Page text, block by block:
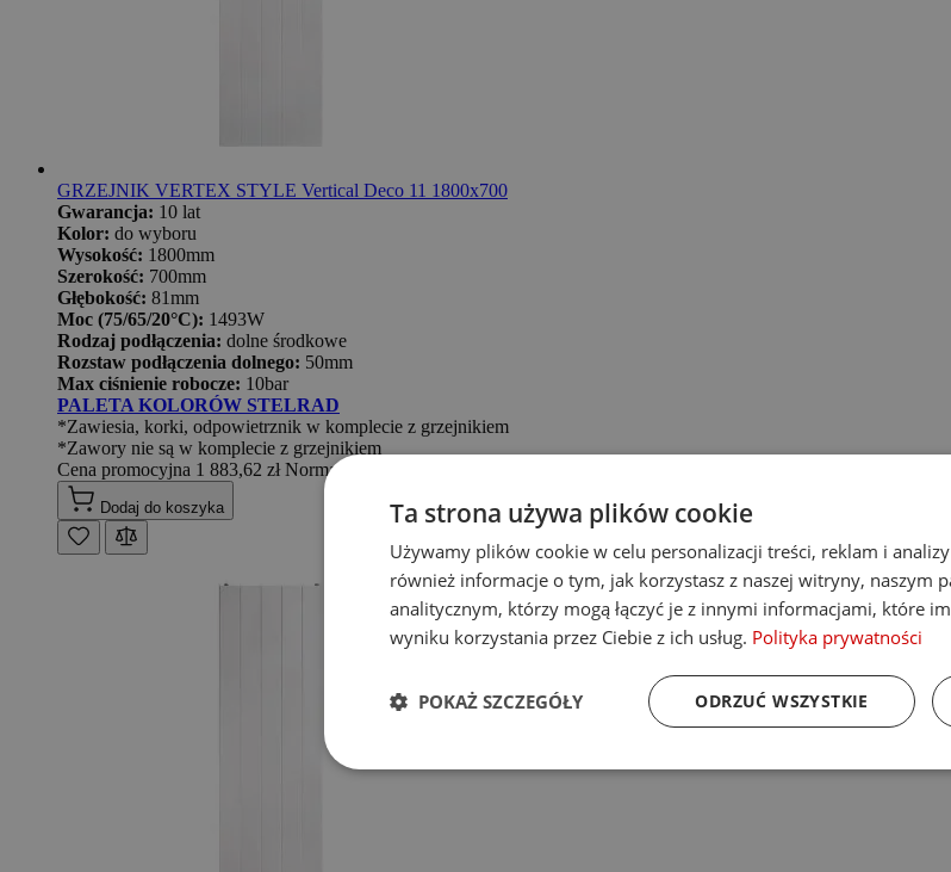
GRZEJNIK VERTEX STYLE Vertical Deco 11 1800x700
Gwarancja: 10 lat
Kolor: do wyboru
Wysokość: 1800mm
Szerokość: 700mm
Głębokość: 81mm
Moc (75/65/20°C): 1493W
Rodzaj podłączenia: dolne środkowe
Rozstaw podłączenia dolnego: 50mm
Max ciśnienie robocze: 10bar
PALETA KOLORÓW STELRAD
*Zawiesia, korki, odpowietrznik w komplecie z grzejnikiem
*Zawory nie są w komplecie z grzejnikiem
Cena promocyjna 1 883,62 zł Normalna cena
Dodaj do koszyka Ta strona używa plików cookie
Używamy plików cookie w celu personalizacji treści, reklam i
również informacje o tym, jak korzystasz z naszej witryny, naszym
analitycznym, którzy mogą łączyć je z innymi informacjami, które
wyniku korzystania przez Ciebie z ich usług. Polityka prywatności
ODRZUĆ WSZYSTKIE
POKAŻ SZCZEGÓŁY